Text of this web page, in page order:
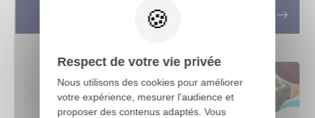
Respect de votre vie privée
Nous utilisons des cookies pour améliorer
votre expérience, mesurer l'audience et
proposer des contenus adaptés. Vous